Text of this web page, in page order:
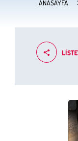
ANASAYFA